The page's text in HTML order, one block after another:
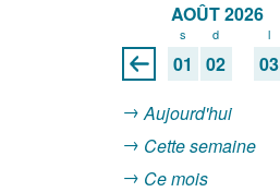
AOÛT 2026
s
01
d
02
l
03
Aujourd'hui
Cette semaine
Ce mois